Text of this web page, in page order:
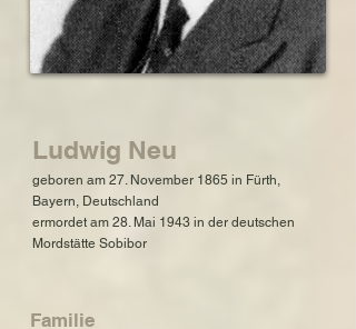
Ludwig Neu
geboren am 27. November 1865 in Fürth,
Bayern, Deutschland
ermordet am 28. Mai 1943 in der deutschen
Mordstätte Sobibor
Familie